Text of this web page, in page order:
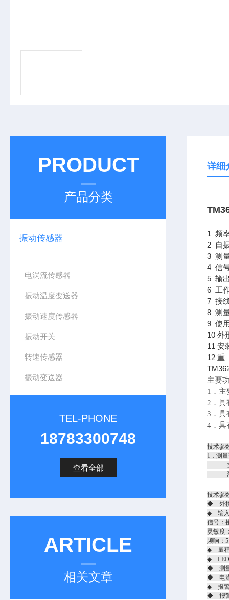
PRODUCT
产品分类
振动传感器
电涡流传感器
振动温度变送器
振动速度传感器
振动开关
转速传感器
振动变送器
TEL-PHONE
18783300748
查看全部
ARTICLE
相关文章
详细
1 频
2 自
3 测
4 信
5 输
6 工
7 接
8 测
9 使
10 外
11 安
12 重
主要
1．主
2．具
3．具
4．具
技术参
1．测
振幅
烈度
技术参
◆ 外接
◆ 输
信号：
灵敏度
频响：
◆ 量程
◆ LED
◆ 测量
◆ 电流
◆ 报警
◆ 报警